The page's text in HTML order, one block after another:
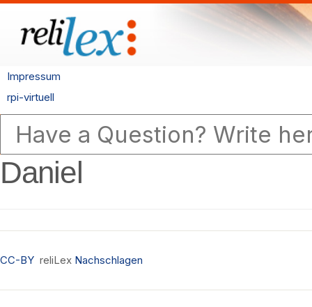
Impressum
rpi-virtuell
Daniel
CC-BY reliLex Nachschlagen